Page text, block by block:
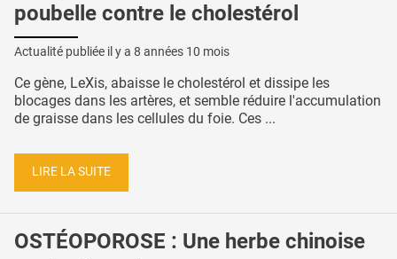
poubelle contre le cholestérol
Actualité publiée il y a 8 années 10 mois
Ce gène, LeXis, abaisse le cholestérol et dissipe les
blocages dans les artères, et semble réduire l'accumulation
de graisse dans les cellules du foie. Ces ...
LIRE LA SUITE
OSTÉOPOROSE : Une herbe chinoise